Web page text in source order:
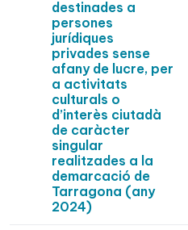
destinades a
persones
jurídiques
privades sense
afany de lucre, per
a activitats
culturals o
d’interès ciutadà
de caràcter
singular
realitzades a la
demarcació de
Tarragona (any
2024)